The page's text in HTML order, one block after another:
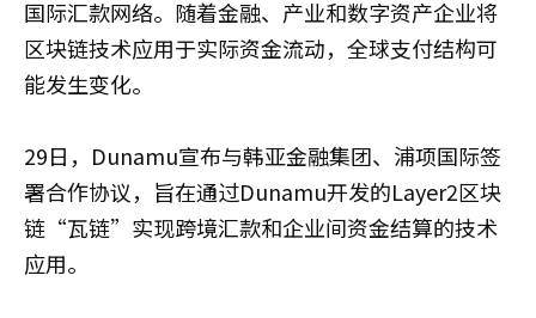
国际汇款网络。随着金融、产业和数字资产企业将
区块链技术应用于实际资金流动，全球支付结构可
能发生变化。
29日，Dunamu宣布与韩亚金融集团、浦项国际签
署合作协议，旨在通过Dunamu开发的Layer2区块
链“瓦链”实现跨境汇款和企业间资金结算的技术
应用。